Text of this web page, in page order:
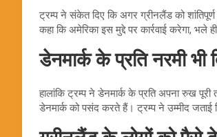
ट्रम्प ने संकेत दिए कि अगर ग्रीनलैंड को
कहा कि अमेरिका इस मुद्दे पर कार्रवाई करेगा, भले
डेनमार्क के प्रति नरमी भी
हालांकि ट्रम्प ने डेनमार्क के प्रति अपना रुख
डेनमार्क को पसंद करते हैं। ट्रम्प ने उम्मीद